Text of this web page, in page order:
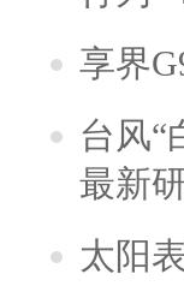
享界
台风“
最新
太阳